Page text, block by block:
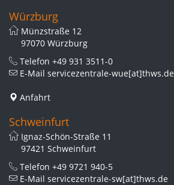
Würzburg
Münzstraße 12
97070 Würzburg
Telefon +49 931 3511-0
E-Mail servicezentrale-wue[at]thws.de
Anfahrt
Schweinfurt
Ignaz-Schön-Straße 11
97421 Schweinfurt
Telefon +49 9721 940-5
E-Mail servicezentrale-sw[at]thws.de